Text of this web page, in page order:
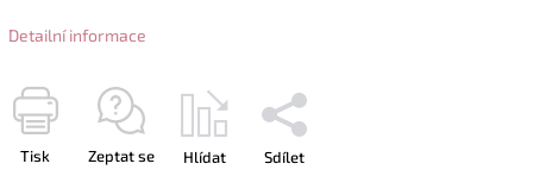
Detailní informace
Tisk Zeptat se Hlídat Sdílet